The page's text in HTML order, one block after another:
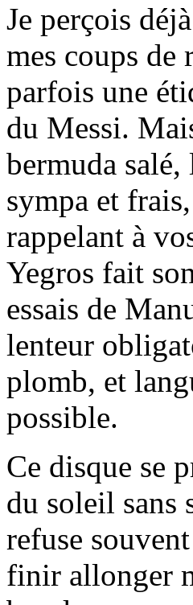
Je perçois
mes coups de
parfois une
du Messi.
bermuda
sympa et
rappelant à
Yegros fait
essais de
lenteur
plomb, et
possible.
Ce disque se
du soleil sans
refuse
finir allonger